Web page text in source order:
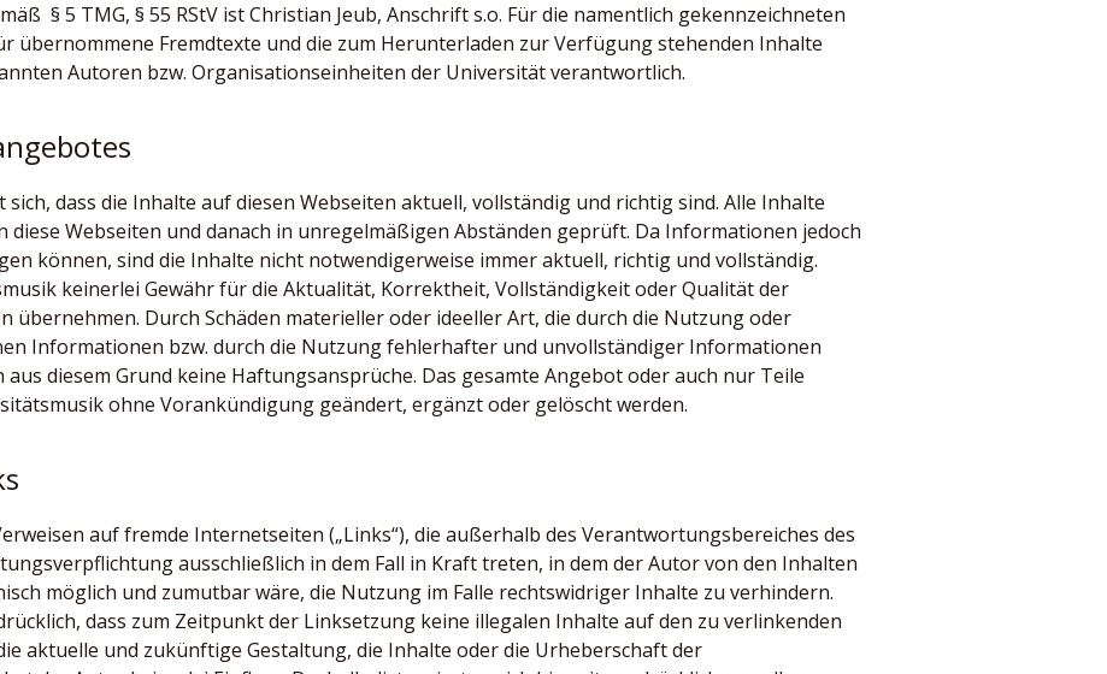
§ 5 TMG, § 55 RStV ist Christian Jeub, Anschrift s.o. Für die namentlich gekennzeichneten
übernommene Fremdtexte und die zum Herunterladen zur Verfügung stehenden Inhalte
Autoren bzw. Organisationseinheiten der Universität verantwortlich.
dass die Inhalte auf diesen Webseiten aktuell, vollständig und richtig sind. Alle Inhalte
diese Webseiten und danach in unregelmäßigen Abständen geprüft. Da Informationen jedoch
können, sind die Inhalte nicht notwendigerweise immer aktuell, richtig und vollständig.
keinerlei Gewähr für die Aktualität, Korrektheit, Vollständigkeit oder Qualität der
Durch Schäden materieller oder ideeller Art, die durch die Nutzung oder
Informationen bzw. durch die Nutzung fehlerhafter und unvollständiger Informationen
diesem Grund keine Haftungsansprüche. Das gesamte Angebot oder auch nur Teile
ohne Vorankündigung geändert, ergänzt oder gelöscht werden.
auf fremde Internetseiten („Links“), die außerhalb des Verantwortungsbereiches des
ausschließlich in dem Fall in Kraft treten, in dem der Autor von den Inhalten
möglich und zumutbar wäre, die Nutzung im Falle rechtswidriger Inhalte zu verhindern.
dass zum Zeitpunkt der Linksetzung keine illegalen Inhalte auf den zu verlinkenden
aktuelle und zukünftige Gestaltung, die Inhalte oder die Urheberschaft der